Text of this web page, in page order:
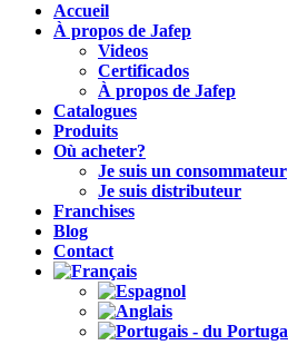
Accueil
À propos de Jafep
Videos
Certificados
À propos de Jafep
Catalogues
Produits
Où acheter?
Je suis un consommateur
Je suis distributeur
Franchises
Blog
Contact